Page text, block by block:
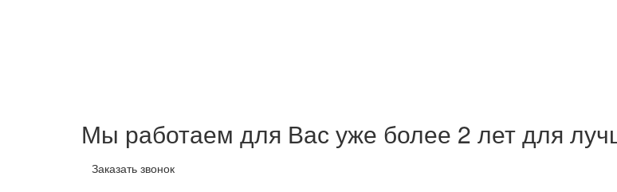
Мы работаем для Вас уже более 2 лет для
Заказать звонок